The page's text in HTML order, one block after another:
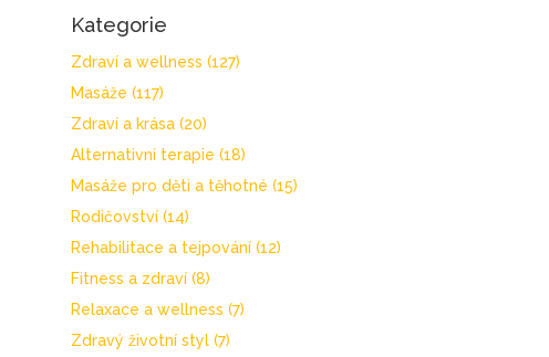
Kategorie
Zdraví a wellness (127)
Masáže (117)
Zdraví a krása (20)
Alternativní terapie (18)
Masáže pro děti a těhotné (15)
Rodičovství (14)
Rehabilitace a tejpování (12)
Fitness a zdraví (8)
Relaxace a wellness (7)
Zdravý životní styl (7)